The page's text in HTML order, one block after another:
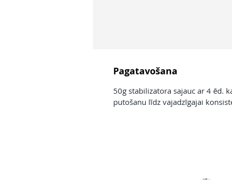
Pagatavošana
50g stabilizatora sajauc ar 4 ēd.
putošanu līdz vajadzīgajai